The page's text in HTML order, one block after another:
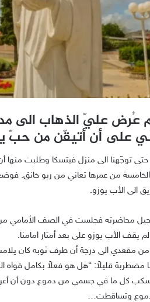
عُرض عليّ الذهاب الى
على أن أتيقّن من حبّ
توجّهنا الى منزل فيتسكا وطلبت منها
الخامسة من عمرها تعاني من ربو خانق.
الى الأب يوزو.
محاضرته فجلست في الصف الأمامي من
لم يقف الأب يوزو على بعد أمتار امامنا.
من مقعدي الى درجة أن طرف ثوبه كان
مضطربة قليلاً: “هل هو فعلاً بكامل قواه
كل ما في جسمي من دموع دون أن
وتساقطت…